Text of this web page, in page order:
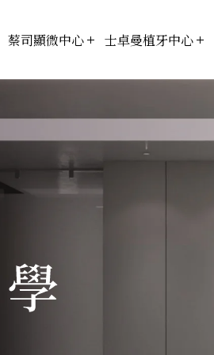
蔡司顯微中心 士卓曼植牙中心